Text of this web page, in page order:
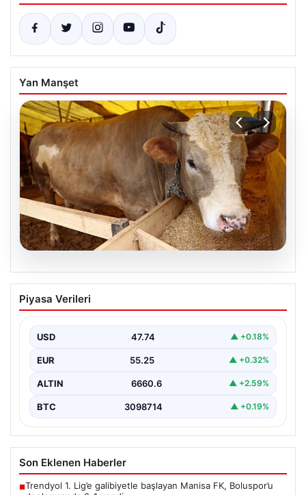
Yan Manşet
Kurbanlık fiyatları il il sorgulama ekranı
2026: Büyükbaş ve küçükbaş canlı kilo
ve tüm illerin kurbanlık fiyatları
Piyasa Verileri
USD 47.74 ▲ +0.18%
EUR 55.25 ▲ +0.32%
ALTIN 6660.6 ▲ +2.59%
BTC 3098714 ▲ +0.19%
Son Eklenen Haberler
■Trendyol 1. Lig’e galibiyetle başlayan Manisa FK, Boluspor’u